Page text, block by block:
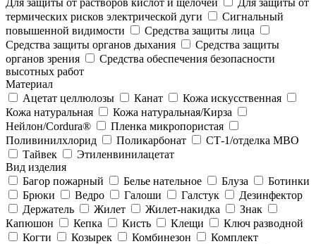
термических рисков электрической дуги
Сигнальный
повышенной видимости
Средства защиты лица
Средства защиты органов дыхания
Средства защиты
органов зрения
Средства обеспечения безопасности
высотных работ
Материал
Ацетат целлюлозы
Канат
Кожа искусственная
Кожа натуральная
Кожа натуральная/Кирза
Нейлон/Cordura®
Пленка микропористая
Поливинилхлорид
Поликарбонат
СТ-1/отделка МВО
Тайвек
Этиленвинилацетат
Вид изделия
Багор пожарный
Белье нательное Блуза
Ботинки
Брюки
Ведро Галоши Галстук
Дезинфектор
Держатель
Жилет Жилет-накидка
Знак
Капюшон
Кепка Кисть Клещи
Ключ разводной
Когти
Козырек Комбинезон
Комплект